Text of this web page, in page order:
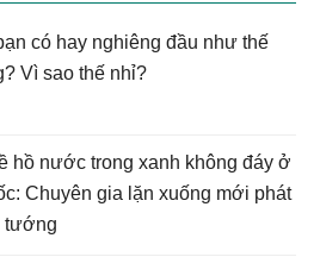
có hay nghiêng đầu như thế
Vì sao thế nhỉ?
hồ nước trong xanh không đáy ở
Chuyên gia lặn xuống mới phát
tướng